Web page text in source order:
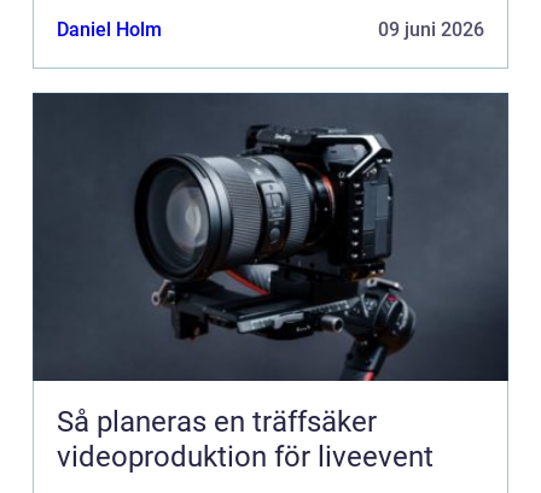
Daniel Holm 09 juni 2026
Så planeras en träffsäker
videoproduktion för liveevent